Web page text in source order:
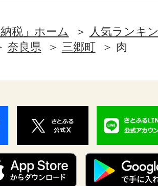
税」ホーム
人気ランキ
奈良県 三郷町 肉